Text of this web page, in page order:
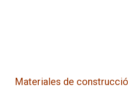
Materiales de